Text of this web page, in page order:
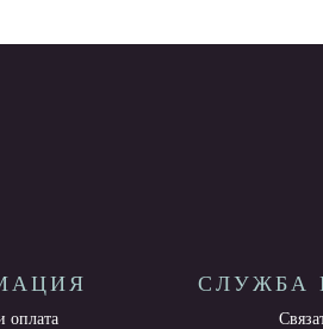
оплата
СЛУЖБА